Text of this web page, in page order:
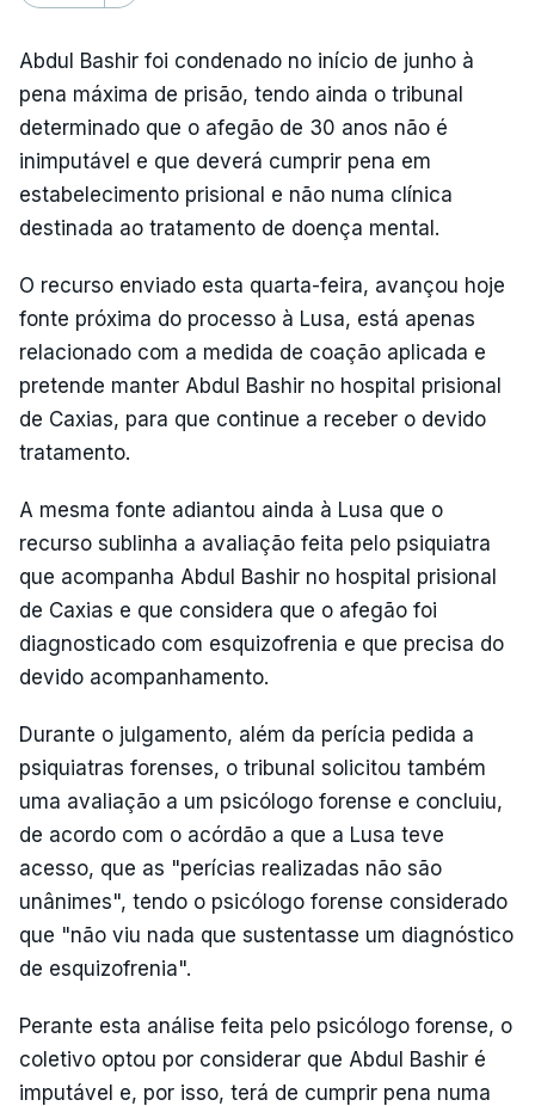
Abdul Bashir foi condenado no início de junho à
pena máxima de prisão, tendo ainda o tribunal
determinado que o afegão de 30 anos não é
inimputável e que deverá cumprir pena em
estabelecimento prisional e não numa clínica
destinada ao tratamento de doença mental.
O recurso enviado esta quarta-feira, avançou hoje
fonte próxima do processo à Lusa, está apenas
relacionado com a medida de coação aplicada e
pretende manter Abdul Bashir no hospital prisional
de Caxias, para que continue a receber o devido
tratamento.
A mesma fonte adiantou ainda à Lusa que o
recurso sublinha a avaliação feita pelo psiquiatra
que acompanha Abdul Bashir no hospital prisional
de Caxias e que considera que o afegão foi
diagnosticado com esquizofrenia e que precisa do
devido acompanhamento.
Durante o julgamento, além da perícia pedida a
psiquiatras forenses, o tribunal solicitou também
uma avaliação a um psicólogo forense e concluiu,
de acordo com o acórdão a que a Lusa teve
acesso, que as "perícias realizadas não são
unânimes", tendo o psicólogo forense considerado
que "não viu nada que sustentasse um diagnóstico
de esquizofrenia".
Perante esta análise feita pelo psicólogo forense, o
coletivo optou por considerar que Abdul Bashir é
imputável e, por isso, terá de cumprir pena numa